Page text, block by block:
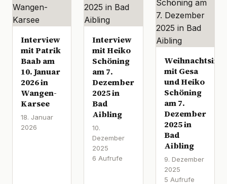
Interview
mit Patrik
Baab am
10. Januar
2026 in
Wangen-
Karsee
18. Januar
2026
Interview
mit Heiko
Schöning
am 7.
Dezember
2025 in
Bad
Aibling
10.
Dezember
2025
6 Aufrufe
mit Gesa
und Heiko
Schöning
am 7.
Dezember
2025 in
Bad
Aibling
9. Dezember
2025
5 Aufrufe